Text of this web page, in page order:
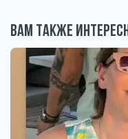
Вам также